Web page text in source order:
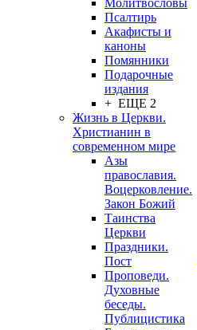
Молитвословы
Псалтирь
Акафисты и
каноны
Помянники
Подарочные
издания
+ ЕЩЕ 2
Жизнь в Церкви.
Христианин в
современном мире
Азы
православия.
Воцерковление.
Закон Божий
Таинства
Церкви
Праздники.
Пост
Проповеди.
Духовные
беседы.
Публицистика